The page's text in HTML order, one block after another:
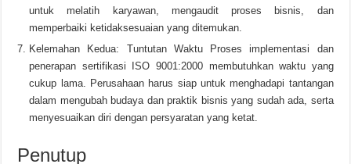
untuk melatih karyawan, mengaudit proses bisnis, dan
memperbaiki ketidaksesuaian yang ditemukan.
Kelemahan Kedua: Tuntutan Waktu Proses implementasi dan
penerapan sertifikasi ISO 9001:2000 membutuhkan waktu yang
cukup lama. Perusahaan harus siap untuk menghadapi tantangan
dalam mengubah budaya dan praktik bisnis yang sudah ada, serta
menyesuaikan diri dengan persyaratan yang ketat.
Penutup